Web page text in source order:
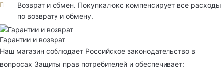
Возврат и обмен. Покупкалюкс компенсирует все расходы
по возврату и обмену.
Гарантии и возврат
Наш магазин соблюдает Российское законодательство в
вопросах Защиты прав потребителей и обеспечивает: